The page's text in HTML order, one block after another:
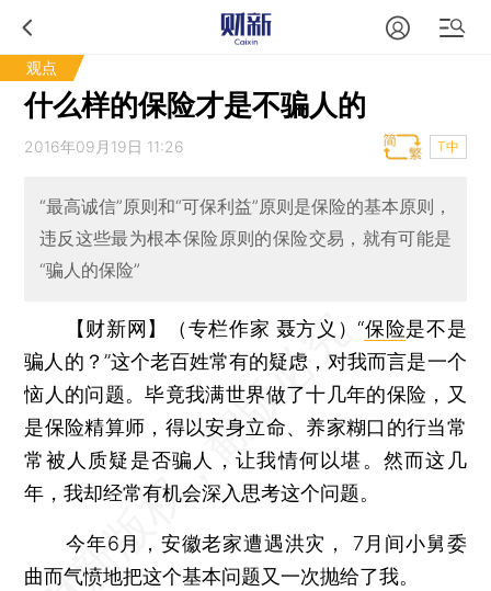
观点
什么样的保险才是不骗人的
2016年09月19日 11:26 T中
“最高诚信”原则和“可保利益”原则是保险的基本原则，
违反这些最为根本保险原则的保险交易，就有可能是
“骗人的保险”
【财新网】（专栏作家 聂方义）“保险是不是
骗人的？”这个老百姓常有的疑虑，对我而言是一个
恼人的问题。毕竟我满世界做了十几年的保险，又
是保险精算师，得以安身立命、养家糊口的行当常
常被人质疑是否骗人，让我情何以堪。然而这几
年，我却经常有机会深入思考这个问题。
今年6月，安徽老家遭遇洪灾， 7月间小舅委
曲而气愤地把这个基本问题又一次抛给了我。